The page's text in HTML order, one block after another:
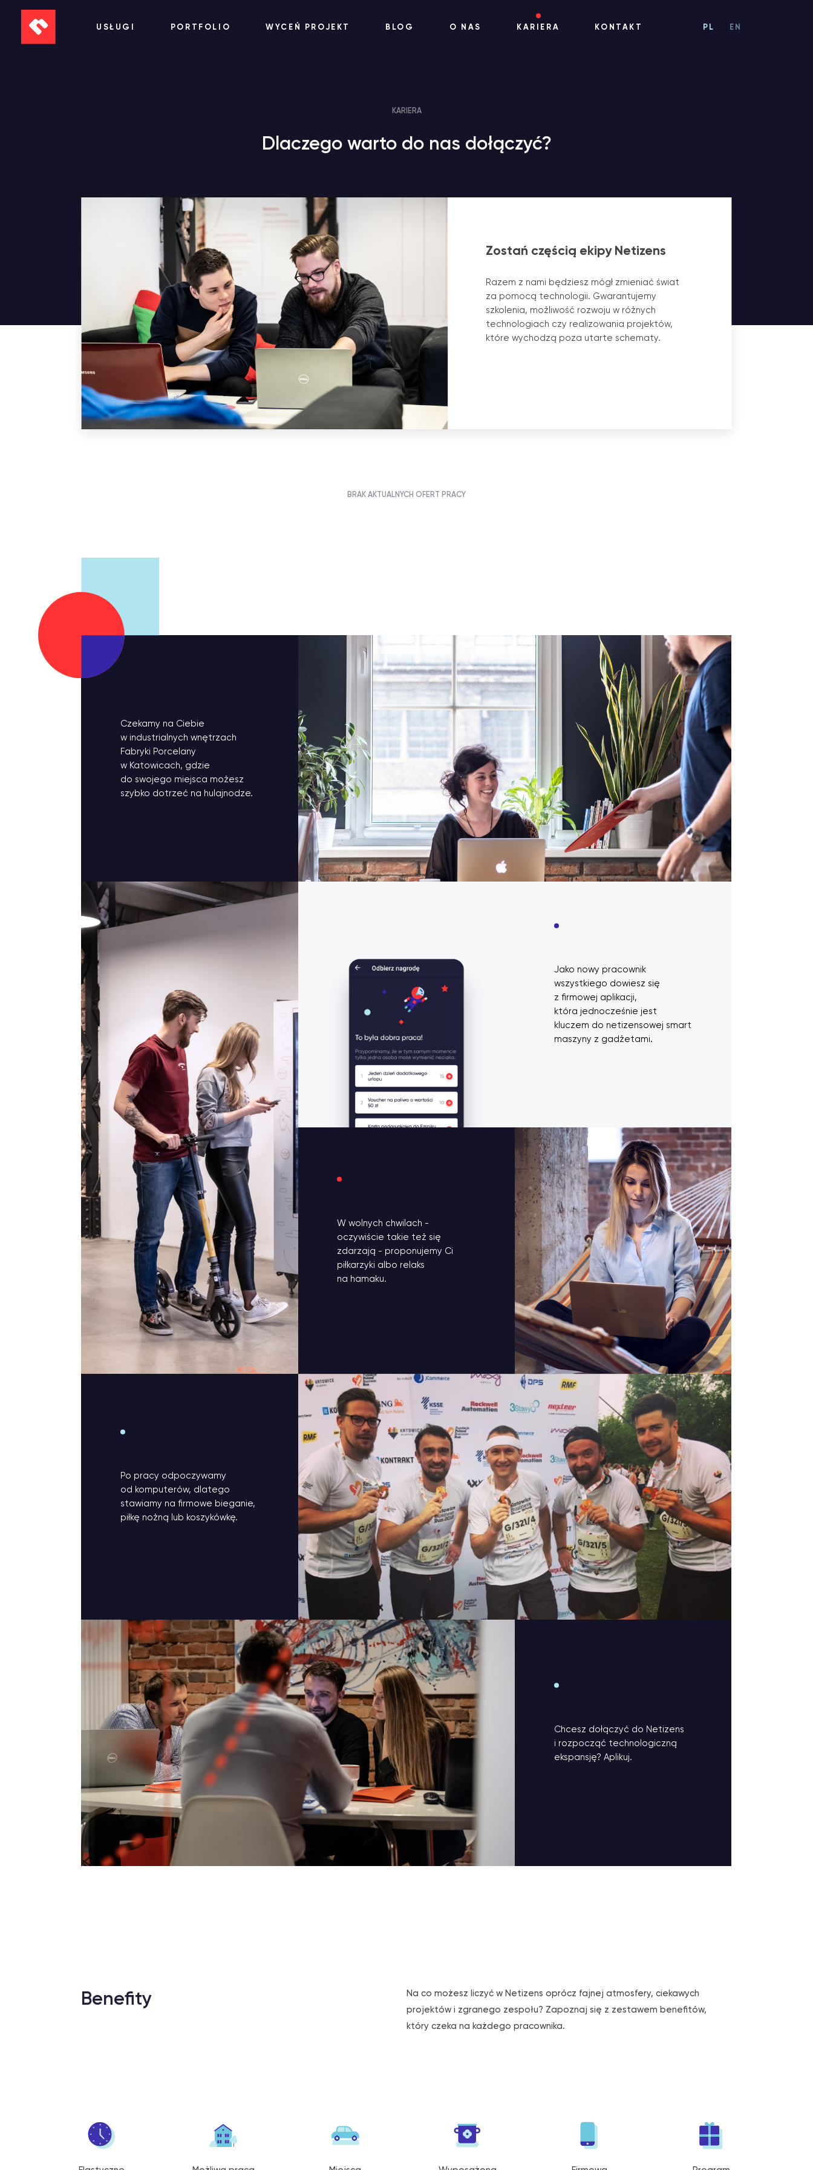
USŁUGI PORTFOLIO WYCEŃ PROJEKT BLOG O NAS KARIERA KONTAKT PL EN
KARIERA
Dlaczego warto do nas dołączyć?
Zostań częścią ekipy Netizens
Razem z nami będziesz mógł zmieniać świat
za pomocą technologii. Gwarantujemy
szkolenia, możliwość rozwoju w różnych
technologiach czy realizowania projektów,
które wychodzą poza utarte schematy.
BRAK AKTUALNYCH OFERT PRACY
Czekamy na Ciebie
w industrialnych wnętrzach
Fabryki Porcelany
w Katowicach, gdzie
do swojego miejsca możesz
szybko dotrzeć na hulajnodze.
Jako nowy pracownik
wszystkiego dowiesz się
z firmowej aplikacji,
która jednocześnie jest
kluczem do netizensowej smart
maszyny z gadżetami.
W wolnych chwilach -
oczywiście takie też się
zdarzają - proponujemy Ci
piłkarzyki albo relaks
na hamaku.
Po pracy odpoczywamy
od komputerów, dlatego
stawiamy na firmowe bieganie,
piłkę nożną lub koszykówkę.
Chcesz dołączyć do Netizens
i rozpocząć technologiczną
ekspansję? Aplikuj.
Benefity
Na co możesz liczyć w Netizens oprócz fajnej atmosfery, ciekawych
projektów i zgranego zespołu? Zapoznaj się z zestawem benefitów,
który czeka na każdego pracownika.